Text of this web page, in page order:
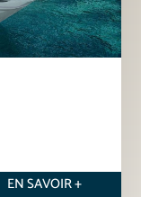
EN SAVOIR +